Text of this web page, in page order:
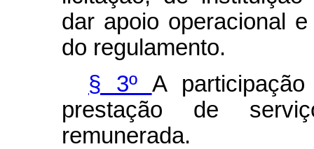
dar apoio operacional
do regulamento.
§ 3º A
prestação de
remunerada.